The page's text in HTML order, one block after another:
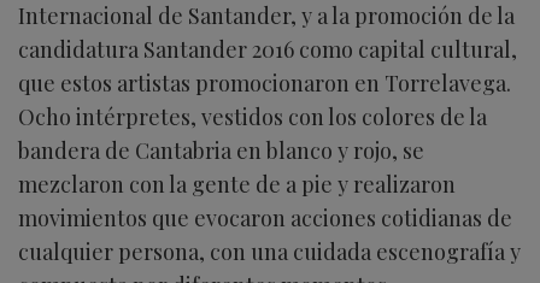
Internacional de Santander, y a la promoción de la
candidatura Santander 2016 como capital cultural,
que estos artistas promocionaron en Torrelavega.
Ocho intérpretes, vestidos con los colores de la
bandera de Cantabria en blanco y rojo, se
mezclaron con la gente de a pie y realizaron
movimientos que evocaron acciones cotidianas de
cualquier persona, con una cuidada escenografía y